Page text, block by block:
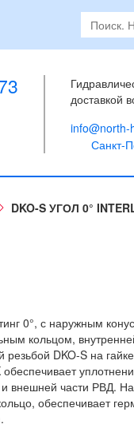
доставкой
info@north-
Санкт-
DKO-S УГОЛ 0°
0°, с наружным
кольцом,
резьбой DKO-S на
обеспечивает
и внешней части РВД.
обеспечивает